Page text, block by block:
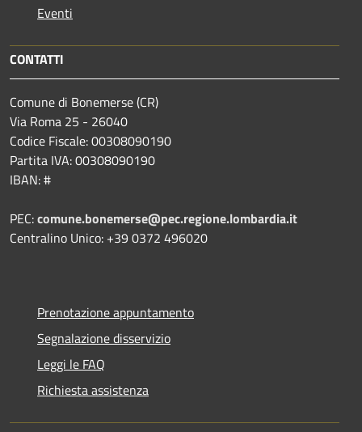
Eventi
CONTATTI
Comune di Bonemerse (CR)
Via Roma 25 - 26040
Codice Fiscale: 00308090190
Partita IVA: 00308090190
IBAN: #
PEC:comune.bonemerse@pec.regione.lombardia.it
Centralino Unico: +39 0372 496020
Prenotazione appuntamento
Segnalazione disservizio
Leggi le FAQ
Richiesta assistenza